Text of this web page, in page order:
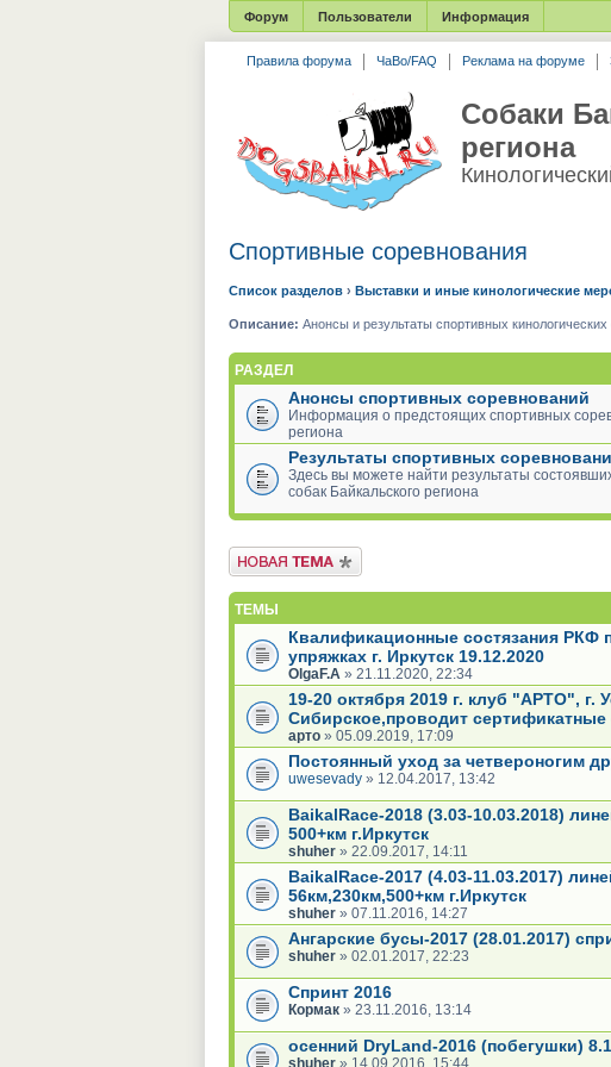
Форум Пользователи Информация
Правила форума ЧаВо/FAQ Реклама на форуме
Собаки
региона
Спортивные соревнования
Список разделов › Выставки и иные кинологические
Описание: Анонсы и результаты спортивных
РАЗДЕЛ
Анонсы спортивных соревнований
Информация о предстоящих спортивных
региона
Результаты спортивных
Здесь вы можете найти результаты
собак Байкальского региона
Новая тема
ТЕМЫ
Квалификационные состязания РКФ
упряжках г. Иркутск 19.12.2020
OlgaF.A » 21.11.2020, 22:34
19-20 октября 2019 г. клуб "АРТО", г.
Сибирское,проводит сертификатные
арто » 05.09.2019, 17:09
Постоянный уход за четвероногим
uwesevady » 12.04.2017, 13:42
BaikalRace-2018 (3.03-10.03.2018)
500+км г.Иркутск
shuher » 22.09.2017, 14:11
BaikalRace-2017 (4.03-11.03.2017)
56км,230км,500+км г.Иркутск
shuher » 07.11.2016, 14:27
Ангарские бусы-2017 (28.01.2017)
shuher » 02.01.2017, 22:23
Спринт 2016
Кормак » 23.11.2016, 13:14
осенний DryLand-2016 (побегушки)
shuher » 14.09.2016, 15:44